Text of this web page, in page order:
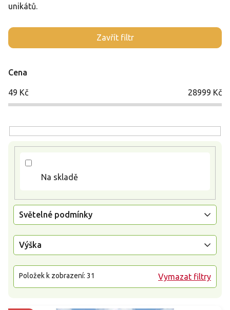
unikátů.
Zavřít filtr
Cena
49 Kč 28999 Kč
Na skladě
Světelné podmínky
Výška
Vymazat filtry
Položek k zobrazení: 31
V
ý
s
p
u